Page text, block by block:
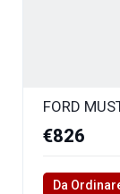
FORD
€826
Da